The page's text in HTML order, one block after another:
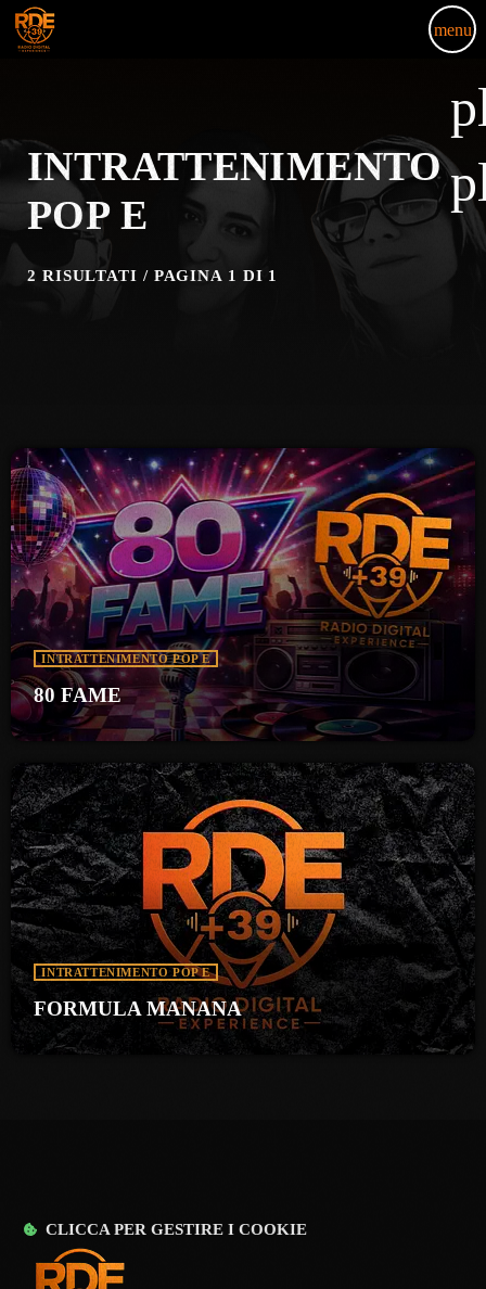
menu
INTRATTENIMENTO
POP E
2 RISULTATI / PAGINA 1 DI 1
INTRATTENIMENTO POP E
80 FAME
INTRATTENIMENTO POP E
FORMULA MANANA
CLICCA PER GESTIRE I COOKIE